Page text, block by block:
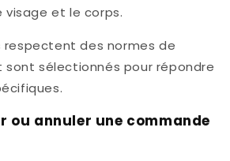
visage et le corps.
respectent des normes de
sélectionnés pour répondre
ou annuler une commande